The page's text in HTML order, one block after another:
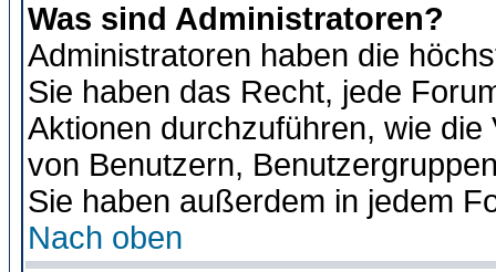
Was sind Administratoren?
Administratoren haben die
Sie haben das Recht, jede
Aktionen durchzuführen, wie
von Benutzern,
Sie haben außerdem in jedem
Nach oben